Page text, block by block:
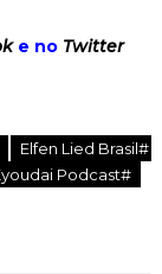
e no Twitter
Elfen Lied Brasil#
Podcast#